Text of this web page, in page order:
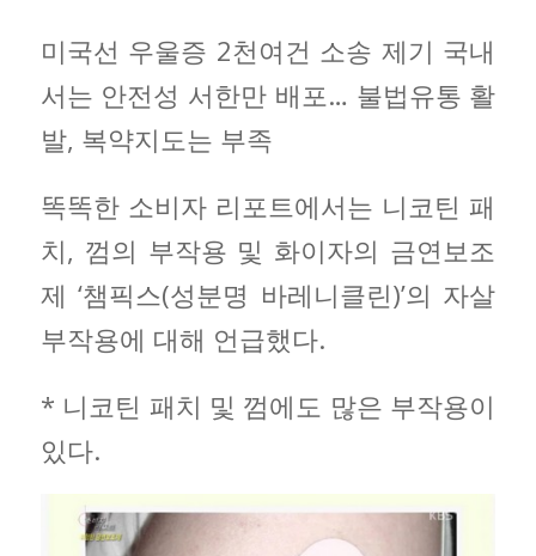
미국선 우울증 2천여건 소송 제기 국내
서는 안전성 서한만 배포… 불법유통 활
발, 복약지도는 부족
똑똑한 소비자 리포트에서는 니코틴 패
치, 껌의 부작용 및 화이자의 금연보조
제 ‘챔픽스(성분명 바레니클린)’의 자살
부작용에 대해 언급했다.
* 니코틴 패치 및 껌에도 많은 부작용이
있다.